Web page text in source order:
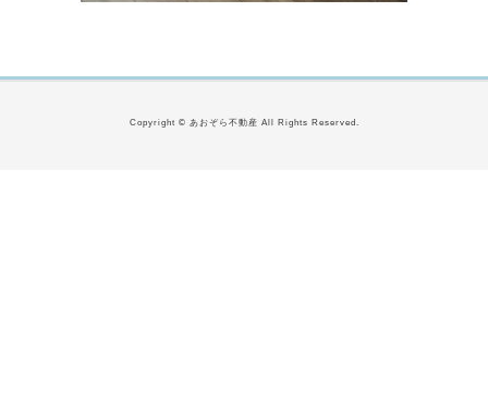
Copyright © あおぞら不動産 All Rights Reserved.